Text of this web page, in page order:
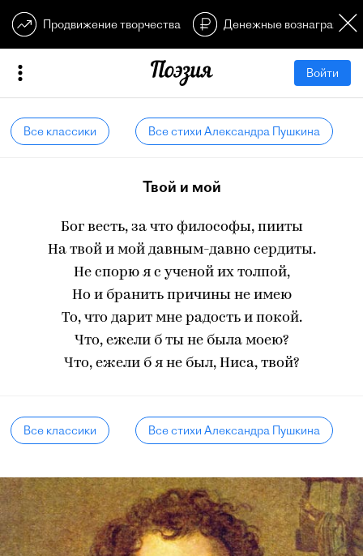
Продвижение творчества Денежные
Войти
Все классики Все стихи Александра Пушкина
Твой и мой
Бог весть, за что философы, пииты
На твой и мой давным-давно сердиты.
Не спорю я с ученой их толпой,
Но и бранить причины не имею
То, что дарит мне радость и покой.
Что, ежели б ты не была моею?
Что, ежели б я не был, Ниса, твой?
Все классики Все стихи Александра Пушкина